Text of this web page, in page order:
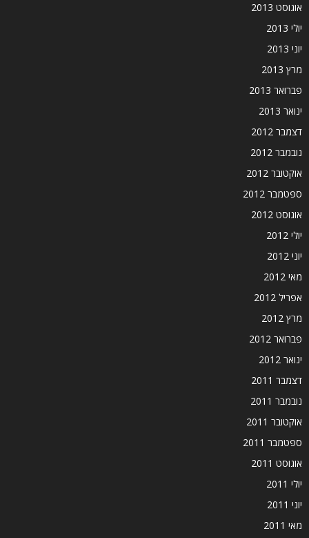
אוגוסט 2013
יולי 2013
יוני 2013
מרץ 2013
פברואר 2013
ינואר 2013
דצמבר 2012
נובמבר 2012
אוקטובר 2012
ספטמבר 2012
אוגוסט 2012
יולי 2012
יוני 2012
מאי 2012
אפריל 2012
מרץ 2012
פברואר 2012
ינואר 2012
דצמבר 2011
נובמבר 2011
אוקטובר 2011
ספטמבר 2011
אוגוסט 2011
יולי 2011
יוני 2011
מאי 2011